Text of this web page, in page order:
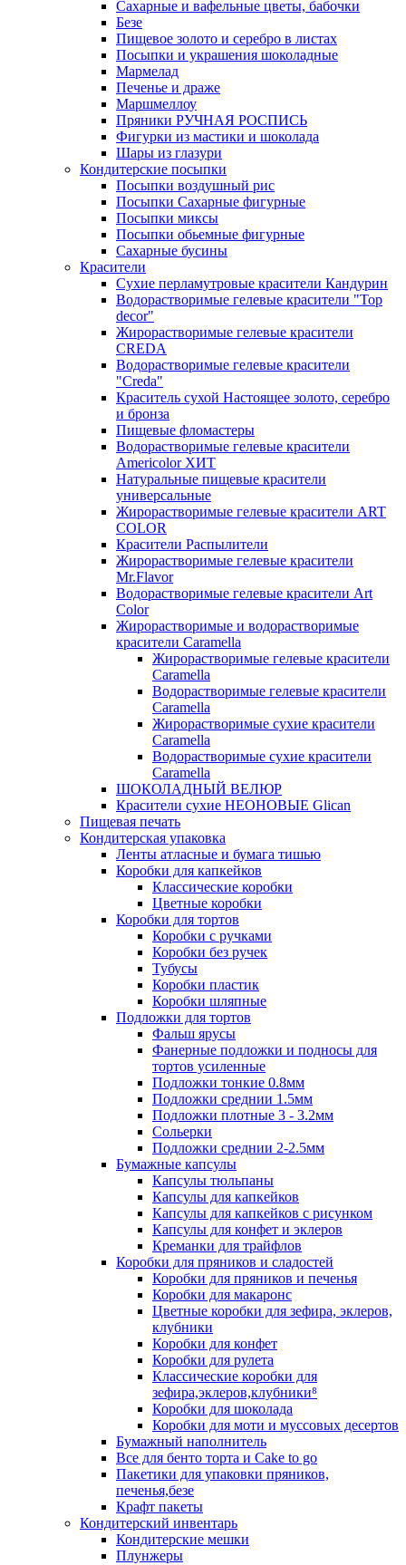
Сахарные и вафельные цветы, бабочки
Безе
Пищевое золото и серебро в листах
Посыпки и украшения шоколадные
Мармелад
Печенье и драже
Маршмеллоу
Пряники РУЧНАЯ РОСПИСЬ
Фигурки из мастики и шоколада
Шары из глазури
Кондитерские посыпки
Посыпки воздушный рис
Посыпки Сахарные фигурные
Посыпки миксы
Посыпки обьемные фигурные
Сахарные бусины
Красители
Сухие перламутровые красители Кандурин
Водорастворимые гелевые красители "Top
decor"
Жирорастворимые гелевые красители
CREDA
Водорастворимые гелевые красители
"Creda"
Краситель сухой Настоящее золото, серебро
и бронза
Пищевые фломастеры
Водорастворимые гелевые красители
Americolor ХИТ
Натуральные пищевые красители
универсальные
Жирорастворимые гелевые красители ART
COLOR
Красители Распылители
Жирорастворимые гелевые красители
Mr.Flavor
Водорастворимые гелевые красители Art
Color
Жирорастворимые и водорастворимые
красители Caramella
Жирорастворимые гелевые красители
Caramella
Водорастворимые гелевые красители
Caramella
Жирорастворимые сухие красители
Caramella
Водорастворимые сухие красители
Caramella
ШОКОЛАДНЫЙ ВЕЛЮР
Красители сухие НЕОНОВЫЕ Glican
Пищевая печать
Кондитерская упаковка
Ленты атласные и бумага тишью
Коробки для капкейков
Классические коробки
Цветные коробки
Коробки для тортов
Коробки с ручками
Коробки без ручек
Тубусы
Коробки пластик
Коробки шляпные
Подложки для тортов
Фальш ярусы
Фанерные подложки и подносы для
тортов усиленные
Подложки тонкие 0.8мм
Подложки среднии 1.5мм
Подложки плотные 3 - 3.2мм
Сольерки
Подложки среднии 2-2.5мм
Бумажные капсулы
Капсулы тюльпаны
Капсулы для капкейков
Капсулы для капкейков с рисунком
Капсулы для конфет и эклеров
Креманки для трайфлов
Коробки для пряников и сладостей
Коробки для пряников и печенья
Коробки для макаронс
Цветные коробки для зефира, эклеров,
клубники
Коробки для конфет
Коробки для рулета
Классические коробки для
зефира,эклеров,клубники⁸
Коробки для шоколада
Коробки для моти и муссовых десертов
Бумажный наполнитель
Все для бенто торта и Cake to go
Пакетики для упаковки пряников,
печенья,безе
Крафт пакеты
Кондитерский инвентарь
Кондитерские мешки
Плунжеры